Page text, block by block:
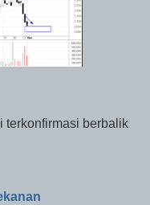
terkonfirmasi berbalik